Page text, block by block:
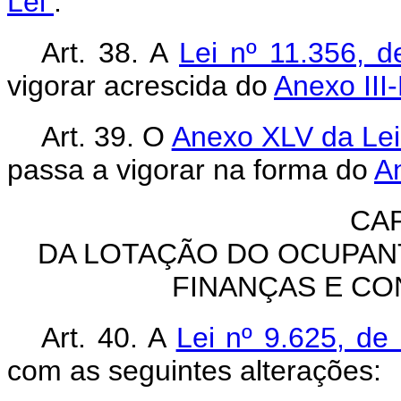
Art. 38. A Lei nº 11.356,
vigorar acrescida do Anexo
Art. 39. O Anexo XLV da
passa a vigorar na forma do
DA LOTAÇÃO DO
FINANÇAS E
Art. 40. A Lei nº 9.625,
com as seguintes alterações: